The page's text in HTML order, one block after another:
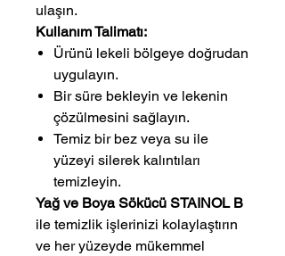
ulaşın.
Kullanım Talimatı:
Ürünü lekeli bölgeye doğrudan
uygulayın.
Bir süre bekleyin ve lekenin
çözülmesini sağlayın.
Temiz bir bez veya su ile
yüzeyi silerek kalıntıları
temizleyin.
Yağ ve Boya Sökücü STAINOL B
ile temizlik işlerinizi kolaylaştırın
ve her yüzeyde mükemmel